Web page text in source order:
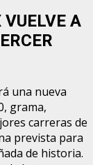
A
una nueva
grama,
carreras de
prevista para
de historia.